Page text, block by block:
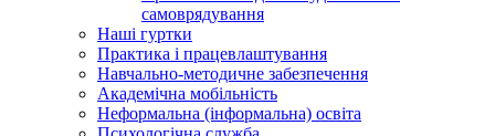
самоврядування
Наші гуртки
Практика і працевлаштування
Навчально-методичне забезпечення
Академічна мобільність
Неформальна (інформальна) освіта